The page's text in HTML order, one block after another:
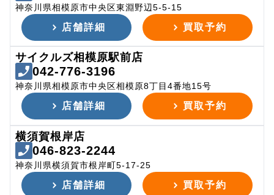
神奈川県相模原市中央区東淵野辺5-5-15
店舗詳細 買取予約
サイクルズ相模原駅前店
042-776-3196
神奈川県相模原市中央区相模原8丁目4番地15号
店舗詳細 買取予約
横須賀根岸店
046-823-2244
神奈川県横須賀市根岸町5-17-25
店舗詳細 買取予約